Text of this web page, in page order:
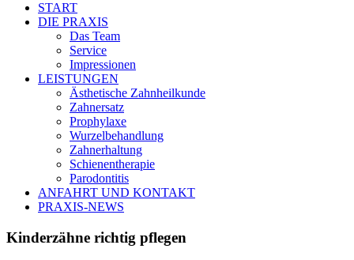
START
DIE PRAXIS
Das Team
Service
Impressionen
LEISTUNGEN
Ästhetische Zahnheilkunde
Zahnersatz
Prophylaxe
Wurzelbehandlung
Zahnerhaltung
Schienentherapie
Parodontitis
ANFAHRT UND KONTAKT
PRAXIS-NEWS
Kinderzähne richtig pflegen